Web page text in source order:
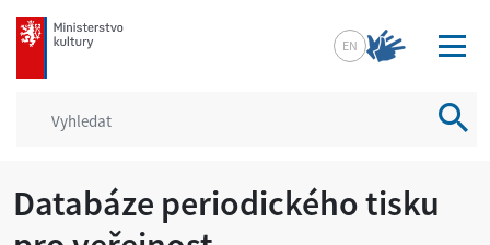
mkcr.cz
EN
Databáze periodického tisku